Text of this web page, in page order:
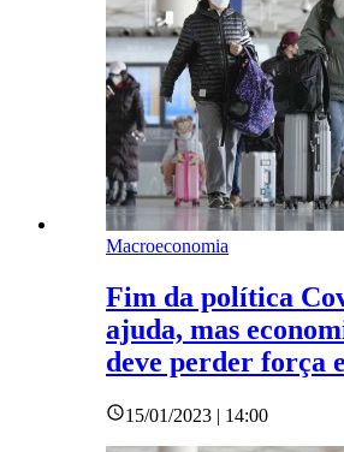
Macroeconomia
Fim da política
ajuda, mas
deve perder força
15/01/2023 | 14:00